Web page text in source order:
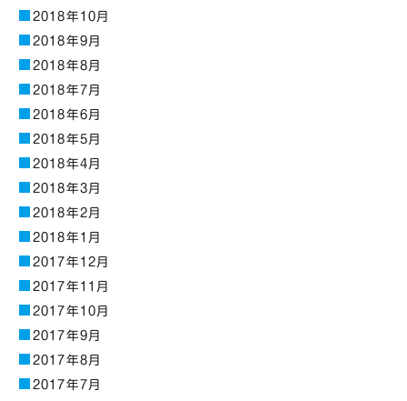
2018年10月
2018年9月
2018年8月
2018年7月
2018年6月
2018年5月
2018年4月
2018年3月
2018年2月
2018年1月
2017年12月
2017年11月
2017年10月
2017年9月
2017年8月
2017年7月